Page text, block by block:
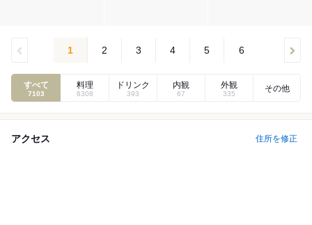
1 2 3 4 5 6
すべて
7103
料理
6308
ドリンク
393
内観
67
外観
335
その他
アクセス 住所を修正